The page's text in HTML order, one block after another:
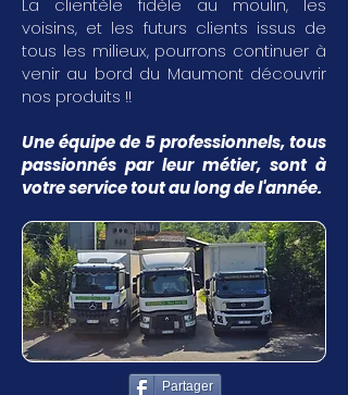
La clientèle fidèle au moulin, les
voisins, et les futurs clients issus de
tous les milieux, pourrons continuer à
venir au bord du Maumont découvrir
nos produits !!
Une équipe de 5 professionnels, tous
passionnés par leur métier, sont à
votre service tout au long de l'année.
Partager